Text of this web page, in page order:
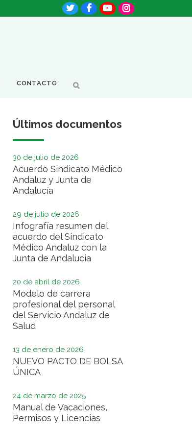
CONTACTO
Últimos documentos
30 de julio de 2026
Acuerdo Sindicato Médico
Andaluz y Junta de
Andalucía
29 de julio de 2026
Infografía resumen del
acuerdo del Sindicato
Médico Andaluz con la
Junta de Andalucia
20 de abril de 2026
Modelo de carrera
profesional del personal
del Servicio Andaluz de
Salud
13 de enero de 2026
NUEVO PACTO DE BOLSA
ÚNICA
24 de marzo de 2025
Manual de Vacaciones,
Permisos y Licencias